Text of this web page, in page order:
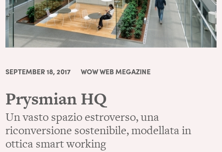
SEPTEMBER 18, 2017 WOW WEB MEGAZINE
Prysmian HQ
Un vasto spazio estroverso, una
riconversione sostenibile, modellata in
ottica smart working